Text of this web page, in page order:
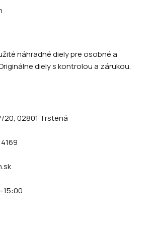
náhradné diely pre osobné a
diely s kontrolou a zárukou.
20, 02801 Trstená